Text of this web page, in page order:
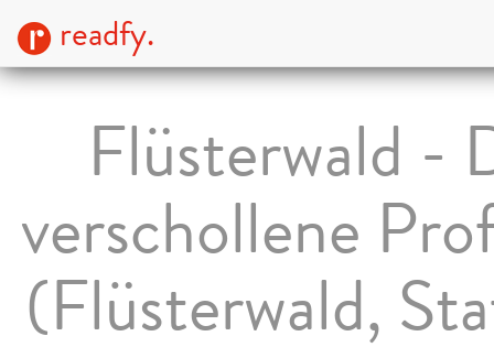
readfy.
Flüsterwald -
verschollene
(Flüsterwald,